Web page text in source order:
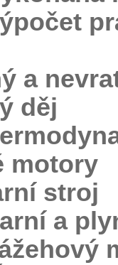
a
děj
motory
stroj
a